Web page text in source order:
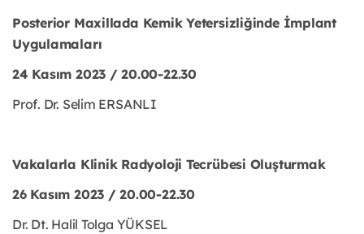
Posterior Maxillada Kemik Yetersizliğinde İmplant
Uygulamaları
24 Kasım 2023 / 20.00-22.30
Prof. Dr. Selim ERSANLI
Vakalarla Klinik Radyoloji Tecrübesi Oluşturmak
26 Kasım 2023 / 20.00-22.30
Dr. Dt. Halil Tolga YÜKSEL